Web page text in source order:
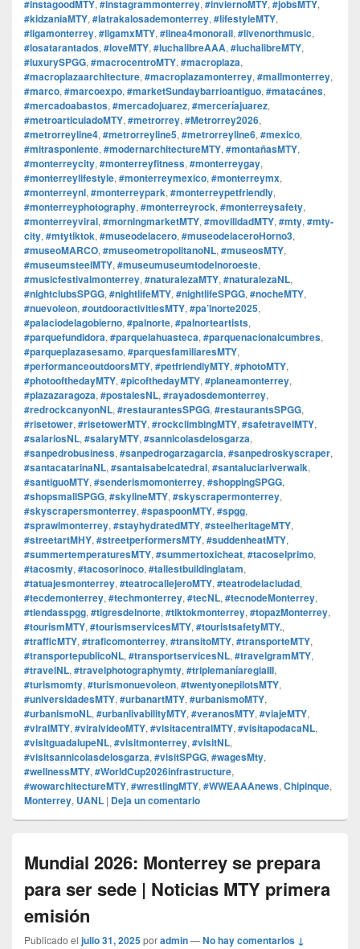
#instagoodMTY, #instagrammonterrey, #inviernoMTY, #jobsMTY,
#kidzaniaMTY, #latrakalosademonterrey, #lifestyleMTY,
#ligamonterrey, #ligamxMTY, #linea4monorail, #livenorthmusic,
#losatarantados, #loveMTY, #luchalibreAAA, #luchalibreMTY,
#luxurySPGG, #macrocentroMTY, #macroplaza,
#macroplazaarchitecture, #macroplazamonterrey, #mallmonterrey,
#marco, #marcoexpo, #marketSundaybarrioantiguo, #matacánes,
#mercadoabastos, #mercadojuarez, #merceríajuarez,
#metroarticuladoMTY, #metrorrey, #Metrorrey2026,
#metrorreyline4, #metrorreyline5, #metrorreyline6, #mexico,
#mitrasponiente, #modernarchitectureMTY, #montañasMTY,
#monterreycity, #monterreyfitness, #monterreygay,
#monterreylifestyle, #monterreymexico, #monterreymx,
#monterreynl, #monterreypark, #monterreypetfriendly,
#monterreyphotography, #monterreyrock, #monterreysafety,
#monterreyviral, #morningmarketMTY, #movilidadMTY, #mty, #mty-
city, #mtytiktok, #museodelacero, #museodelaceroHorno3,
#museoMARCO, #museometropolitanoNL, #museosMTY,
#museumsteelMTY, #museumuseumtodelnoroeste,
#musicfestivalmonterrey, #naturalezaMTY, #naturalezaNL,
#nightclubsSPGG, #nightlifeMTY, #nightlifeSPGG, #nocheMTY,
#nuevoleon, #outdooractivitiesMTY, #pa’lnorte2025,
#palaciodelagobierno, #palnorte, #palnorteartists,
#parquefundidora, #parquelahuasteca, #parquenacionalcumbres,
#parqueplazasesamo, #parquesfamiliaresMTY,
#performanceoutdoorsMTY, #petfriendlyMTY, #photoMTY,
#photoofthedayMTY, #picofthedayMTY, #planeamonterrey,
#plazazaragoza, #postalesNL, #rayadosdemonterrey,
#redrockcanyonNL, #restaurantesSPGG, #restaurantsSPGG,
#risetower, #risetowerMTY, #rockclimbingMTY, #safetravelMTY,
#salariosNL, #salaryMTY, #sannicolasdelosgarza,
#sanpedrobusiness, #sanpedrogarzagarcia, #sanpedroskyscraper,
#santacatarinaNL, #santaisabelcatedral, #santaluciariverwalk,
#santiguoMTY, #senderismomonterrey, #shoppingSPGG,
#shopsmallSPGG, #skylineMTY, #skyscrapermonterrey,
#skyscrapersmonterrey, #spaspoonMTY, #spgg,
#sprawlmonterrey, #stayhydratedMTY, #steelheritageMTY,
#streetartMHY, #streetperformersMTY, #suddenheatMTY,
#summertemperaturesMTY, #summertoxicheat, #tacoselprimo,
#tacosmty, #tacosorinoco, #tallestbuildinglatam,
#tatuajesmonterrey, #teatrocallejeroMTY, #teatrodelaciudad,
#tecdemonterrey, #techmonterrey, #tecNL, #tecnodeMonterrey,
#tiendasspgg, #tigresdelnorte, #tiktokmonterrey, #topazMonterrey,
#tourismMTY, #tourismservicesMTY, #touristsafetyMTY.,
#trafficMTY, #traficomonterrey, #transitoMTY, #transporteMTY,
#transportepublicoNL, #transportservicesNL, #travelgramMTY,
#travelNL, #travelphotographymty, #triplemaníaregiaIII,
#turismomty, #turismonuevoleon, #twentyonepilotsMTY,
#universidadesMTY, #urbanartMTY, #urbanismoMTY,
#urbanismoNL, #urbanlivabilityMTY, #veranosMTY, #viajeMTY,
#viralMTY, #viralvideoMTY, #visitacentralMTY, #visitapodacaNL,
#visitguadalupeNL, #visitmonterrey, #visitNL,
#visitsannicolasdelosgarza, #visitSPGG, #wagesMty,
#wellnessMTY, #WorldCup2026infrastructure,
#wowarchitectureMTY, #wrestlingMTY, #WWEAAAnews, Chipinque,
Monterrey, UANL | Deja un comentario
Mundial 2026: Monterrey se prepara
para ser sede | Noticias MTY primera
emisión
Publicado el julio 31, 2025poradmin—No hay comentarios ↓